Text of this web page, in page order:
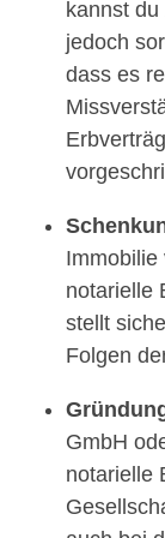
kannst
jedoch
dass es
Immobilie
notarielle
stellt
Folgen
GmbH
notarielle